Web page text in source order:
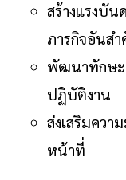
สร้างแรงบัน
ภารกิจอันส
พัฒนาทักษะ
ปฏิบัติงาน
ส่งเสริมควา
หน้าที่